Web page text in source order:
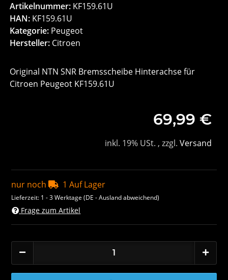
Artikelnummer: KF159.61U
HAN: KF159.61U
Kategorie: Peugeot
Hersteller: Citroen
Original NTN SNR Bremsscheibe Hinterachse für
Citroen Peugeot KF159.61U
69,99 €
inkl. 19% USt. , zzgl. Versand
nur noch 1 Auf Lager
Lieferzeit: 1 - 3 Werktage(DE - Ausland abweichend)
Frage zum Artikel